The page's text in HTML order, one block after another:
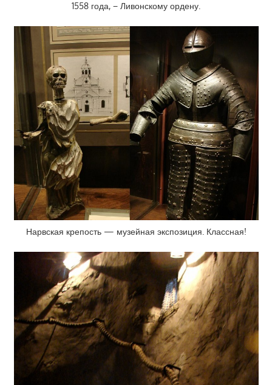
1558 года, − Ливонскому ордену.
Нарвская крепость — музейная экспозиция. Классная!